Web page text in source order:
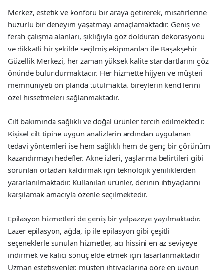
Merkez, estetik ve konforu bir araya getirerek, misafirlerine
huzurlu bir deneyim yaşatmayı amaçlamaktadır. Geniş ve
ferah çalışma alanları, şıklığıyla göz dolduran dekorasyonu
ve dikkatli bir şekilde seçilmiş ekipmanları ile Başakşehir
Güzellik Merkezi, her zaman yüksek kalite standartlarını göz
önünde bulundurmaktadır. Her hizmette hijyen ve müşteri
memnuniyeti ön planda tutulmakta, bireylerin kendilerini
özel hissetmeleri sağlanmaktadır.
Cilt bakımında sağlıklı ve doğal ürünler tercih edilmektedir.
Kişisel cilt tipine uygun analizlerin ardından uygulanan
tedavi yöntemleri ise hem sağlıklı hem de genç bir görünüm
kazandırmayı hedefler. Akne izleri, yaşlanma belirtileri gibi
sorunları ortadan kaldırmak için teknolojik yeniliklerden
yararlanılmaktadır. Kullanılan ürünler, derinin ihtiyaçlarını
karşılamak amacıyla özenle seçilmektedir.
Epilasyon hizmetleri de geniş bir yelpazeye yayılmaktadır.
Lazer epilasyon, ağda, ip ile epilasyon gibi çeşitli
seçeneklerle sunulan hizmetler, acı hissini en az seviyeye
indirmek ve kalıcı sonuç elde etmek için tasarlanmaktadır.
Uzman estetisyenler, müşteri ihtiyaçlarına göre en uygun